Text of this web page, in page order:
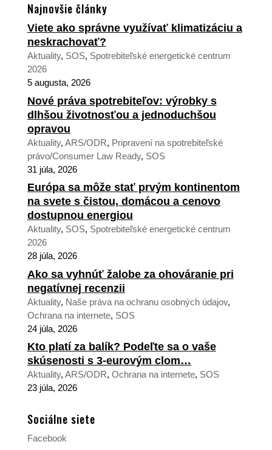
Najnovšie články
Viete ako správne využívať klimatizáciu a
neskrachovať?
Aktuality, SOS, Spotrebiteľské energetické centrum
2026
5 augusta, 2026
Nové práva spotrebiteľov: výrobky s
dlhšou životnosťou a jednoduchšou
opravou
Aktuality, ARS/ODR, Pripravení na spotrebiteľské
právo/Consumer Law Ready, SOS
31 júla, 2026
Európa sa môže stať prvým kontinentom
na svete s čistou, domácou a cenovo
dostupnou energiou
Aktuality, SOS, Spotrebiteľské energetické centrum
2026
28 júla, 2026
Ako sa vyhnúť žalobe za ohováranie pri
negatívnej recenzii
Aktuality, Naše práva na ochranu osobných údajov,
Ochrana na internete, SOS
24 júla, 2026
Kto platí za balík? Podeľte sa o vaše
skúsenosti s 3-eurovým clom…
Aktuality, ARS/ODR, Ochrana na internete, SOS
23 júla, 2026
Sociálne siete
Facebook